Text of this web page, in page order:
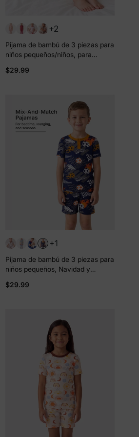
+2
Pijama de bambú de 3 piezas para
niños pequeños/niños, para
las 4 estaciones (ajustado), color
$29.99
+1
Pijama de bambú de 3 piezas para
niños pequeños, Navidad y
estaciones (ajustado), color negro
$29.99